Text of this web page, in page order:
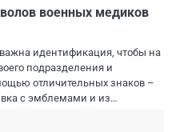
военных медиков
идентификация, чтобы на
подразделения и
отличительных знаков –
с эмблемами и из…